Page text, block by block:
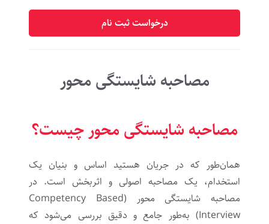
درخواست ثبت نام
مصاحبه شایستگی محور
مصاحبه شایستگی محور چیست؟
همان‌طور که در جریان هستید اساس و بنیان یک
استخدام، یک مصاحبه اصولی و اثربخش است. در
مصاحبه شایستگی محور (Competency Based
Interview) به‌طور جامع و دقیق بررسی می‌شود که